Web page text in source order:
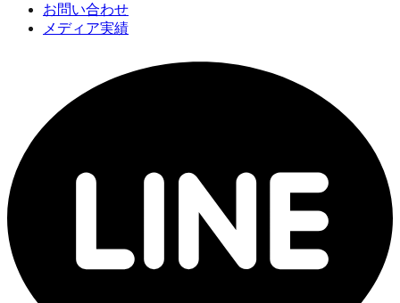
お問い合わせ
メディア実績